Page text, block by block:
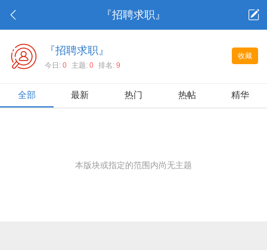
『招聘求职』
收藏
『招聘求职』
今日: 0 主题: 0 排名: 9
全部 最新 热门 热帖 精华
本版块或指定的范围内尚无主题